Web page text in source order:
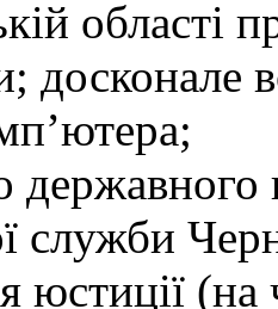
області
державного
служби
юстиції (на